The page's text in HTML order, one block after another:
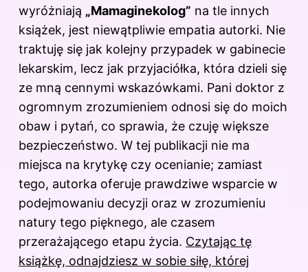
wyróżniają „Mamaginekolog” na tle innych
książek, jest niewątpliwie empatia autorki. Nie
traktuję się jak kolejny przypadek w gabinecie
lekarskim, lecz jak przyjaciółka, która dzieli się
ze mną cennymi wskazówkami. Pani doktor z
ogromnym zrozumieniem odnosi się do moich
obaw i pytań, co sprawia, że czuję większe
bezpieczeństwo. W tej publikacji nie ma
miejsca na krytykę czy ocenianie; zamiast
tego, autorka oferuje prawdziwe wsparcie w
podejmowaniu decyzji oraz w zrozumieniu
natury tego pięknego, ale czasem
przerażającego etapu życia. Czytając tę
książkę, odnajdziesz w sobie siłę, której